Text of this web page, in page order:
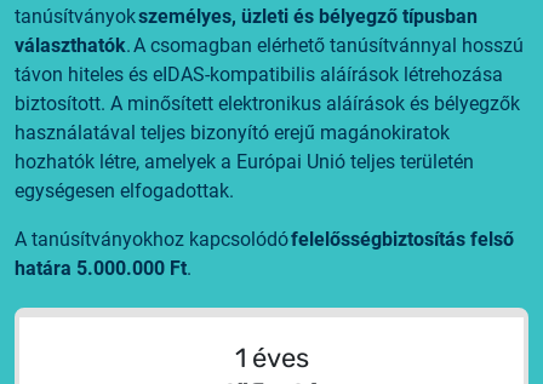
tanúsítványokszemélyes, üzleti és bélyegző típusban
választhatók. A csomagban elérhető tanúsítvánnyal hosszú
távon hiteles és eIDAS-kompatibilis aláírások létrehozása
biztosított. A minősített elektronikus aláírások és bélyegzők
használatával teljes bizonyító erejű magánokiratok
hozhatók létre, amelyek a Európai Unió teljes területén
egységesen elfogadottak.
A tanúsítványokhoz kapcsolódófelelősségbiztosítás felső
határa 5.000.000 Ft.
1 éves